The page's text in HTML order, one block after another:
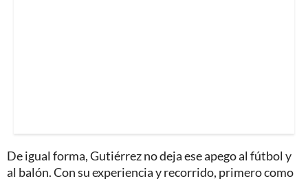
De igual forma, Gutiérrez no deja ese apego al fútbol y
al balón. Con su experiencia y recorrido, primero como